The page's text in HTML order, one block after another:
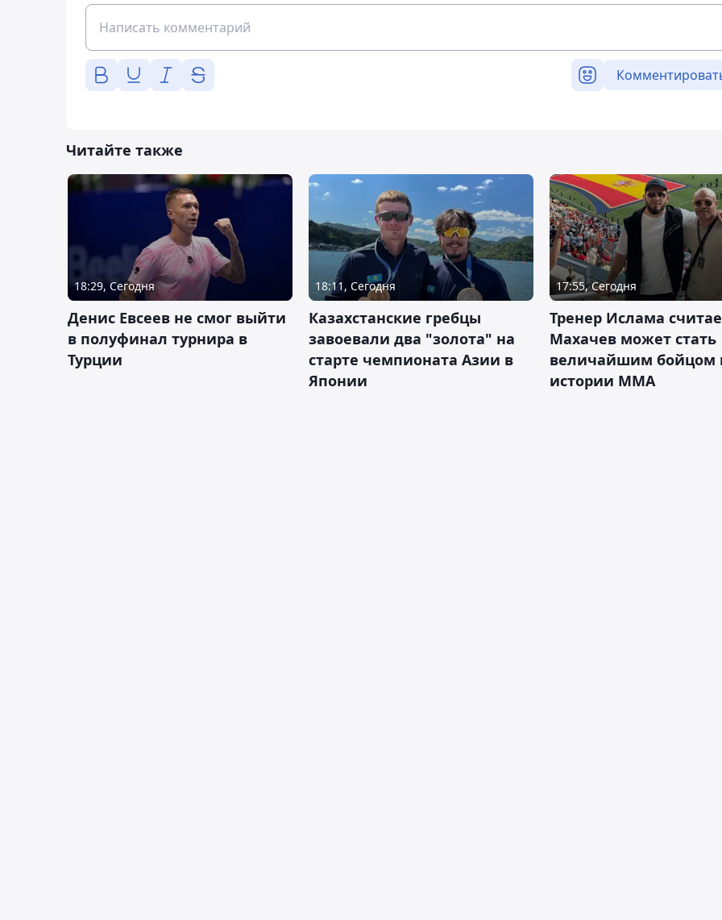
Читайте также
18:29, Сегодня
Денис Евсеев не смог выйти
в полуфинал турнира в
Турции
18:11, Сегодня
Казахстанские гребцы
завоевали два "золота" на
старте чемпионата Азии в
Японии
17:55, Сегодня
Тренер Ислама
Махачев может стать
величайшим бойцом
истории ММА